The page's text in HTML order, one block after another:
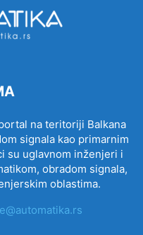
na teritoriji Balkana
signala kao primarnim
su uglavnom inženjeri i
obradom signala,
oblastima.